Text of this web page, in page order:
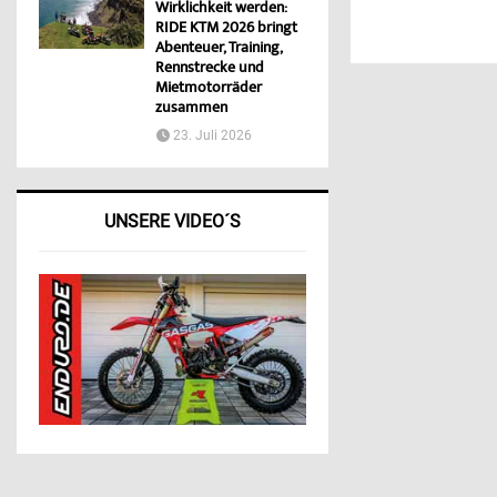
Wirklichkeit werden:
RIDE KTM 2026 bringt
Abenteuer, Training,
Rennstrecke und
Mietmotorräder
zusammen
23. Juli 2026
UNSERE VIDEO´S